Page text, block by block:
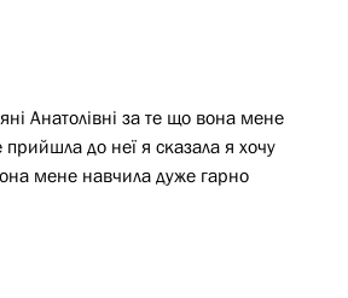
Анатолівні за те що вона мене
до неї я сказала я хочу
мене навчила дуже гарно